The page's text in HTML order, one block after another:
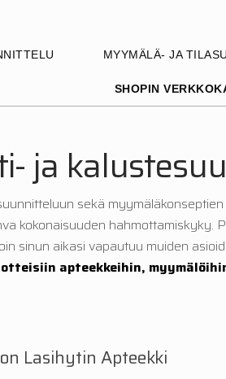
MYYMÄLÄ- JA
SHOPIN
ja
sekä
kokonaisuuden hahmottamiskyky.
sinun aikasi vapautuu muiden
apteekkeihin,
Lasihytin Apteekki